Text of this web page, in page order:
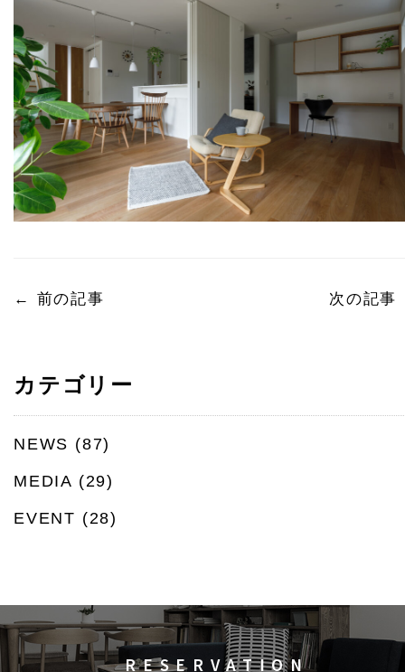
← 前の記事 次の記事
カテゴリー
NEWS (87)
MEDIA (29)
EVENT (28)
RESERVATION